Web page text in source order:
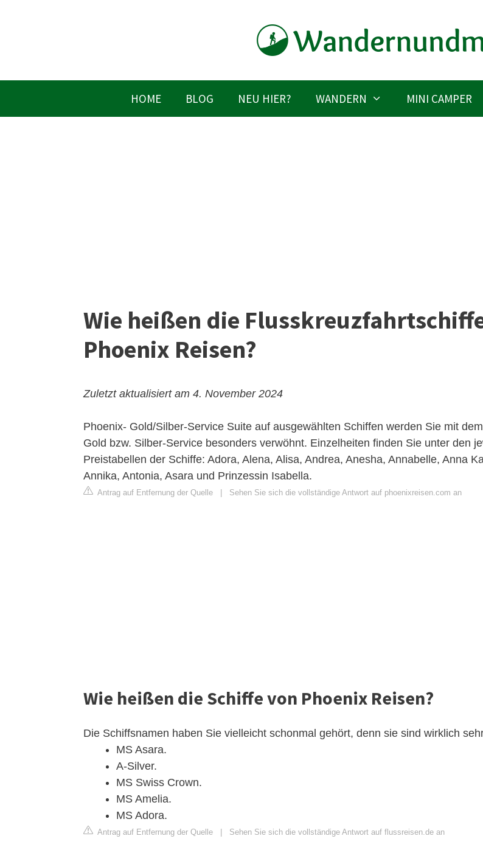
HOME BLOG NEU HIER? WANDERN MINI CAMPER
Wie heißen die
Phoenix Reisen?
Zuletzt aktualisiert am 4. November 2024
Phoenix- Gold/Silber-Service Suite auf ausgewählten Schiffen werden Sie mit
Gold bzw. Silber-Service besonders verwöhnt. Einzelheiten finden Sie unter den
Preistabellen der Schiffe: Adora, Alena, Alisa, Andrea, Anesha, Annabelle, Anna
Annika, Antonia, Asara und Prinzessin Isabella.
Antrag auf Entfernung der Quelle Sehen Sie sich die vollständige Antwort auf phoenixreisen.com an
Wie heißen die Schiffe von Phoenix Reisen?
Die Schiffsnamen haben Sie vielleicht schonmal gehört, denn sie sind wirklich
MS Asara.
A-Silver.
MS Swiss Crown.
MS Amelia.
MS Adora.
Antrag auf Entfernung der Quelle Sehen Sie sich die vollständige Antwort auf flussreisen.de an